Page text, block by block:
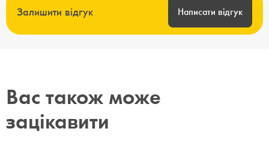
Залишити відгук Написати відгук
Вас також може
зацікавити